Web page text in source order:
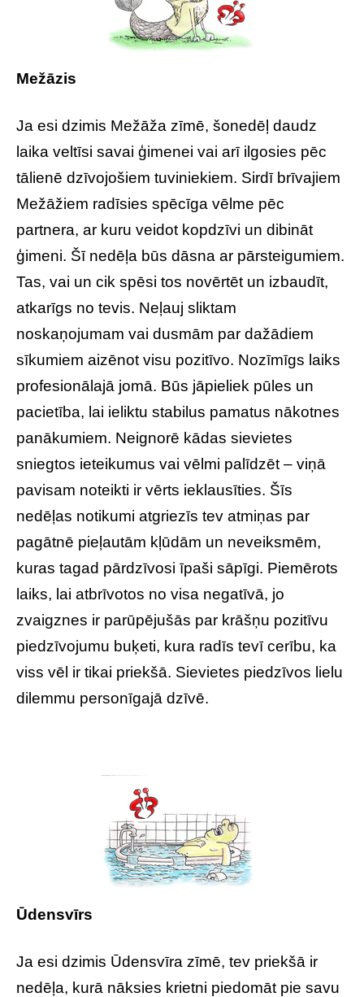
Mežāzis
Ja esi dzimis Mežāža zīmē, šonedēļ daudz
laika veltīsi savai ģimenei vai arī ilgosies pēc
tālienē dzīvojošiem tuviniekiem. Sirdī brīvajiem
Mežāžiem radīsies spēcīga vēlme pēc
partnera, ar kuru veidot kopdzīvi un dibināt
ģimeni. Šī nedēļa būs dāsna ar pārsteigumiem.
Tas, vai un cik spēsi tos novērtēt un izbaudīt,
atkarīgs no tevis. Neļauj sliktam
noskaņojumam vai dusmām par dažādiem
sīkumiem aizēnot visu pozitīvo. Nozīmīgs laiks
profesionālajā jomā. Būs jāpieliek pūles un
pacietība, lai ieliktu stabilus pamatus nākotnes
panākumiem. Neignorē kādas sievietes
sniegtos ieteikumus vai vēlmi palīdzēt – viņā
pavisam noteikti ir vērts ieklausīties. Šīs
nedēļas notikumi atgriezīs tev atmiņas par
pagātnē pieļautām kļūdām un neveiksmēm,
kuras tagad pārdzīvosi īpaši sāpīgi. Piemērots
laiks, lai atbrīvotos no visa negatīvā, jo
zvaigznes ir parūpējušās par krāšņu pozitīvu
piedzīvojumu buķeti, kura radīs tevī cerību, ka
viss vēl ir tikai priekšā. Sievietes piedzīvos lielu
dilemmu personīgajā dzīvē.
Ūdensvīrs
Ja esi dzimis Ūdensvīra zīmē, tev priekšā ir
nedēļa, kurā nāksies krietni piedomāt pie savu